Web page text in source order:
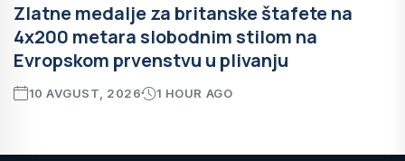
Zlatne medalje za britanske štafete na
4x200 metara slobodnim stilom na
Evropskom prvenstvu u plivanju
10 AVGUST, 2026 1 HOUR AGO